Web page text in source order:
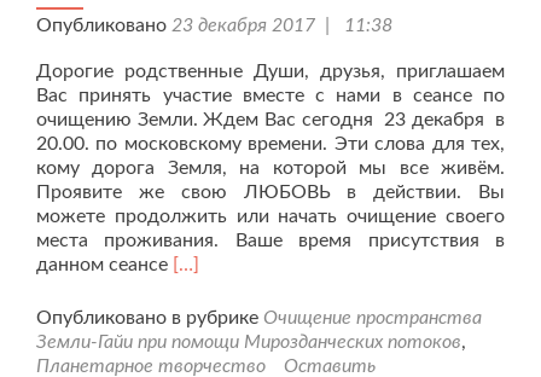
Опубликовано 23 декабря 2017 | 11:38
Дорогие родственные Души, друзья, приглашаем
Вас принять участие вместе с нами в сеансе по
очищению Земли. Ждем Вас сегодня 23 декабря в
20.00. по московскому времени. Эти слова для тех,
кому дорога Земля, на которой мы все живём.
Проявите же свою ЛЮБОВЬ в действии. Вы
можете продолжить или начать очищение своего
места проживания. Ваше время присутствия в
данном сеансе Читать
проПриглашаем
присоединиться
к
[…]
Опубликовано в рубрике Очищение пространства
Земли-Гайи при помощи Мирозданческих потоков,
Планетарное творчество
Оставить